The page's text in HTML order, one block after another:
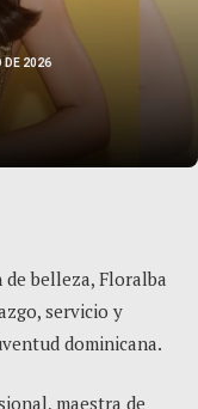
DE 2026
de belleza, Floralba
servicio y
dominicana.
maestra de